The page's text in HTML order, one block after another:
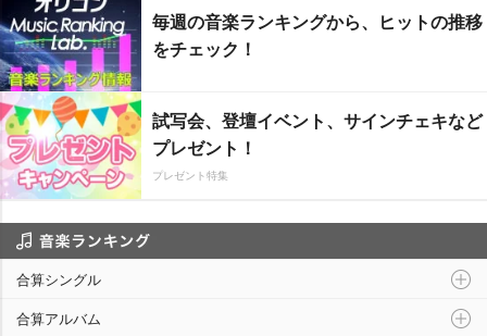
毎週の音楽ランキングから、ヒットの推移
をチェック！
試写会、登壇イベント、サインチェキなど
プレゼント！
プレゼント特集
合算シングル
合算アルバム